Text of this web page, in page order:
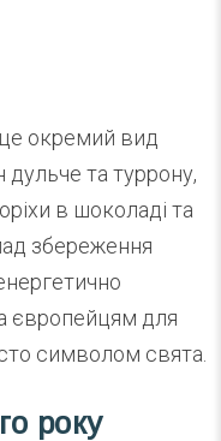
окремий вид
дульче та туррону,
в шоколаді та
збереження
європейцям для
символом свята.
року